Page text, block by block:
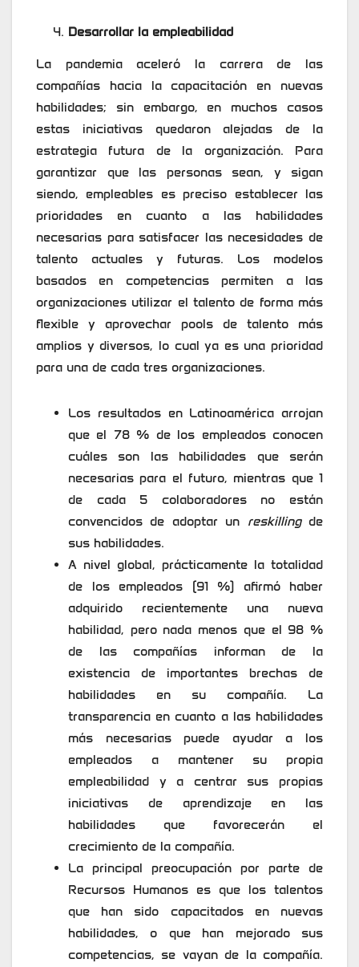
Desarrollar la empleabilidad
La pandemia aceleró la carrera de las
compañías hacia la capacitación en nuevas
habilidades; sin embargo, en muchos casos
estas iniciativas quedaron alejadas de la
estrategia futura de la organización. Para
garantizar que las personas sean, y sigan
siendo, empleables es preciso establecer las
prioridades en cuanto a las habilidades
necesarias para satisfacer las necesidades de
talento actuales y futuras. Los modelos
basados en competencias permiten a las
organizaciones utilizar el talento de forma más
flexible y aprovechar pools de talento más
amplios y diversos, lo cual ya es una prioridad
para una de cada tres organizaciones.
Los resultados en Latinoamérica arrojan
que el 78 % de los empleados conocen
cuáles son las habilidades que serán
necesarias para el futuro, mientras que 1
de cada 5 colaboradores no están
convencidos de adoptar un reskillingde
sus habilidades.
A nivel global, prácticamente la totalidad
de los empleados (91 %) afirmó haber
adquirido recientemente una nueva
habilidad, pero nada menos que el 98 %
de las compañías informan de la
existencia de importantes brechas de
habilidades en su compañía. La
transparencia en cuanto a las habilidades
más necesarias puede ayudar a los
empleados a mantener su propia
empleabilidad y a centrar sus propias
iniciativas de aprendizaje en las
habilidades que favorecerán el
crecimiento de la compañía.
La principal preocupación por parte de
Recursos Humanos es que los talentos
que han sido capacitados en nuevas
habilidades, o que han mejorado sus
competencias, se vayan de la compañía.